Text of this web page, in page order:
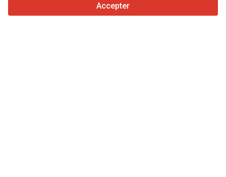
Accepter